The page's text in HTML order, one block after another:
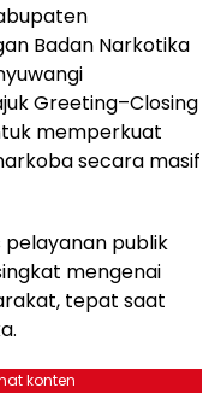
Badan Narkotika
Greeting–Closing
memperkuat
secara masif
pelayanan publik
mengenai
tepat saat
konten